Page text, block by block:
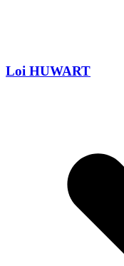
Loi HUWART